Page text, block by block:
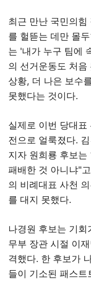
최근 만난 국민의힘
를 헐뜯는 데만 몰
는 '내가 누구 팀에
의 선거운동도 처
상황, 더 나은 보수
못했다는 것이다.
실제로 이번 당대
전으로 얼룩졌다.
지자 원희룡 후보
패배한 것 아니냐"
의 비례대표 사천
를 대지 못했다.
나경원 후보는 기
무부 장관 시절 이
격했다. 한 후보가
들이 기소된 패스